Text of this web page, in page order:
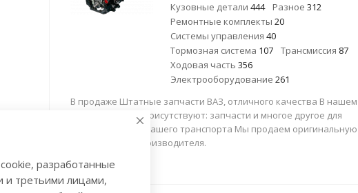
Кузовные детали 444 Разное 312
Ремонтные комплекты 20
Системы управления 40
Тормозная система 107 Трансмиссия 87
Ходовая часть 356
Электрооборудование 261
В продаже Штатные запчасти ВАЗ, отличного качества В нашем
каталоге так же присутствуют: запчасти и многое другое для
восстановления вашего транспорта Мы продаем оригинальную
продукцию от производителя.
разработанные
и третьими лицами,